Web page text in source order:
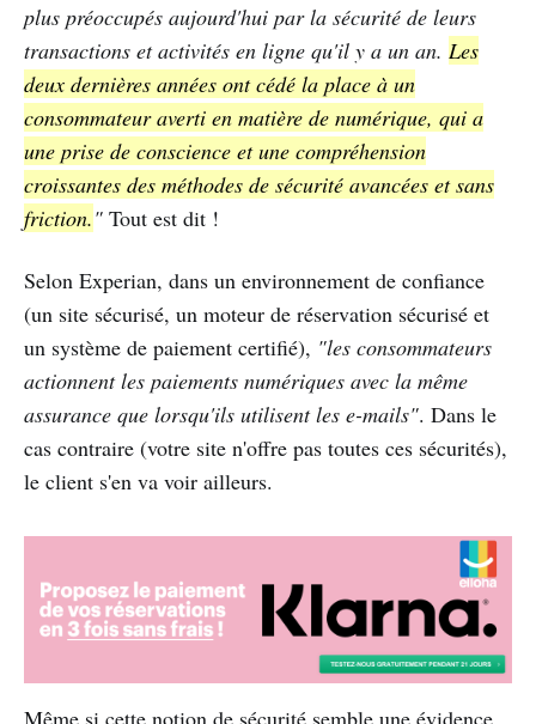
plus préoccupés aujourd'hui par la sécurité de leurs
transactions et activités en ligne qu'il y a un an. Les
deux dernières années ont cédé la place à un
consommateur averti en matière de numérique, qui a
une prise de conscience et une compréhension
croissantes des méthodes de sécurité avancées et sans
friction." Tout est dit !
Selon Experian, dans un environnement de confiance
(un site sécurisé, un moteur de réservation sécurisé et
un système de paiement certifié), "les consommateurs
actionnent les paiements numériques avec la même
assurance que lorsqu'ils utilisent les e-mails". Dans le
cas contraire (votre site n'offre pas toutes ces sécurités),
le client s'en va voir ailleurs.
Même si cette notion de sécurité semble une évidence